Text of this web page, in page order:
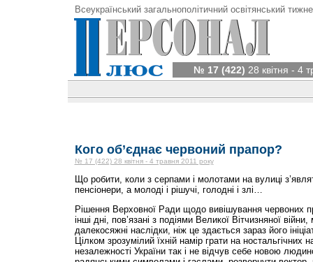
Всеукраїнський загальнополітичний освітянський
№ 17 (422) 28 квітня - 4
Кого об’єднає червоний прапор?
№ 17 (422) 28 квітня - 4 травня 2011 року
Що робити, коли з серпами і молотами на вулиці
пенсіонери, а молоді і рішучі, голодні і злі…
Рішення Верховної Ради щодо вивішування червоних
інші дні, пов’язані з подіями Великої Вітчизняної
далекосяжні наслідки, ніж це здається зараз його
Цілком зрозумілий їхній намір грати на ностальгічних
незалежності України так і не відчув себе новою